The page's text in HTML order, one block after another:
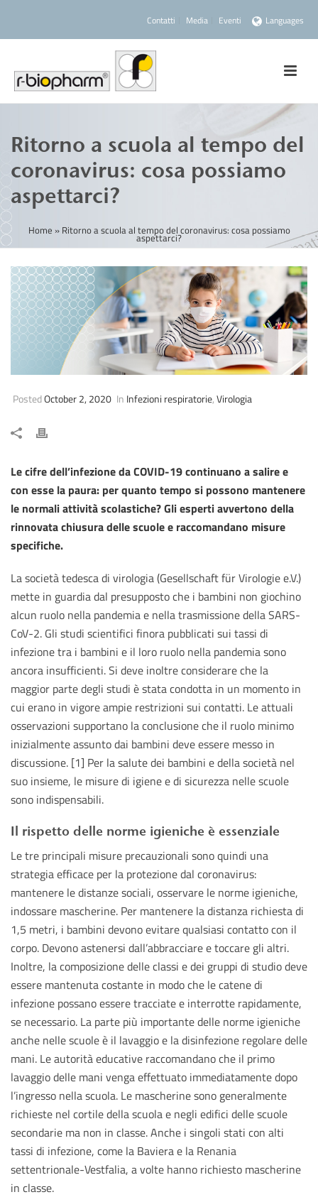
Contatti Media Eventi Languages
Ritorno a scuola al tempo del
coronavirus: cosa possiamo
aspettarci?
Home » Ritorno a scuola al tempo del coronavirus: cosa possiamo
aspettarci?
PostedOctober 2, 2020 In Infezioni respiratorie,Virologia
Le cifre dell’infezione da COVID-19 continuano a salire e
con esse la paura: per quanto tempo si possono mantenere
le normali attività scolastiche? Gli esperti avvertono della
rinnovata chiusura delle scuole e raccomandano misure
specifiche.
La società tedesca di virologia (Gesellschaft für Virologie e.V.)
mette in guardia dal presupposto che i bambini non giochino
alcun ruolo nella pandemia e nella trasmissione della SARS-
CoV-2. Gli studi scientifici finora pubblicati sui tassi di
infezione tra i bambini e il loro ruolo nella pandemia sono
ancora insufficienti. Si deve inoltre considerare che la
maggior parte degli studi è stata condotta in un momento in
cui erano in vigore ampie restrizioni sui contatti. Le attuali
osservazioni supportano la conclusione che il ruolo minimo
inizialmente assunto dai bambini deve essere messo in
discussione. [1] Per la salute dei bambini e della società nel
suo insieme, le misure di igiene e di sicurezza nelle scuole
sono indispensabili.
Il rispetto delle norme igieniche è essenziale
Le tre principali misure precauzionali sono quindi una
strategia efficace per la protezione dal coronavirus:
mantenere le distanze sociali, osservare le norme igieniche,
indossare mascherine. Per mantenere la distanza richiesta di
1,5 metri, i bambini devono evitare qualsiasi contatto con il
corpo. Devono astenersi dall’abbracciare e toccare gli altri.
Inoltre, la composizione delle classi e dei gruppi di studio deve
essere mantenuta costante in modo che le catene di
infezione possano essere tracciate e interrotte rapidamente,
se necessario. La parte più importante delle norme igieniche
anche nelle scuole è il lavaggio e la disinfezione regolare delle
mani. Le autorità educative raccomandano che il primo
lavaggio delle mani venga effettuato immediatamente dopo
l’ingresso nella scuola. Le mascherine sono generalmente
richieste nel cortile della scuola e negli edifici delle scuole
secondarie ma non in classe. Anche i singoli stati con alti
tassi di infezione, come la Baviera e la Renania
settentrionale-Vestfalia, a volte hanno richiesto mascherine
in classe.